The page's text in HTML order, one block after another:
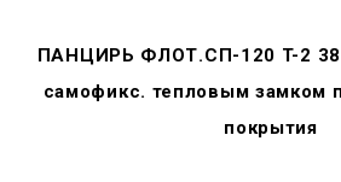
ПАНЦИРЬ ФЛОТ.СП-120 T-2
самофикс. тепловым замком
покрытия